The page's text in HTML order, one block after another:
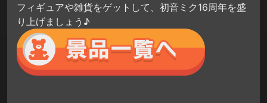
フィギュアや雑貨をゲットして、初音ミク16周年を盛
り上げましょう♪